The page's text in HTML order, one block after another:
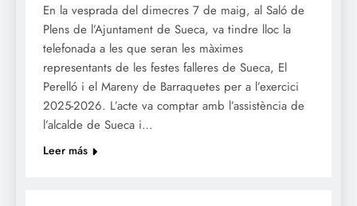
En la vesprada del dimecres 7 de maig, al Saló de
Plens de l’Ajuntament de Sueca, va tindre lloc la
telefonada a les que seran les màximes
representants de les festes falleres de Sueca, El
Perelló i el Mareny de Barraquetes per a l’exercici
2025-2026. L’acte va comptar amb l’assistència de
l’alcalde de Sueca i…
Leer más